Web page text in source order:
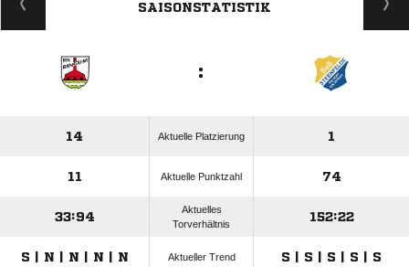
SAISONSTATISTIK
:
14 Aktuelle Platzierung 1
11 Aktuelle Punktzahl 74
33:94
Aktuelles
Torverhältnis
152:22
S | N | N | N | N Aktueller Trend S | S | S | S | S